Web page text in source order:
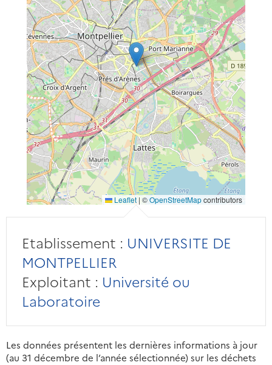
Leaflet|©OpenStreetMapcontributors
Etablissement : UNIVERSITE DE
MONTPELLIER
Exploitant : Université ou
Laboratoire
Les données présentent les dernières informations à jour
(au 31 décembre de l’année sélectionnée) sur les déchets